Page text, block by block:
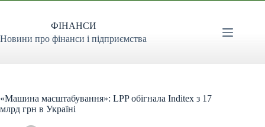
Перейти
ФІНАНСИ
Новини про фінанси і підприємства
«Машина масштабування»: LPP обігнала Inditex з 17
млрд грн в Україні